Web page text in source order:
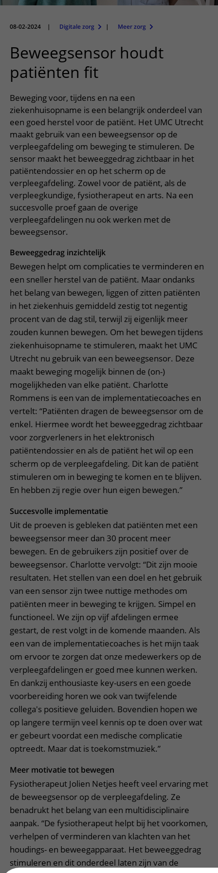
Onderzoeken en diagnostiek
Bloedprikken
Wachttijden
Wijzigen patiëntgegevens
Mijn UMC Utrecht patiëntportaal
Faciliteiten en voorzieningen
Bezoekregels
Parkeren
Wegwijs in het ziekenhuis
Contact met polikliniek
Contact met verpleegafdeling
Het Wilhelmina Kinderziekenhuis
Diagnostiek aanvragen
Zorgverlenersportaal
Onderwijs
Werken bij het UMC Utrecht
08-02-2024 | Digitale zorg | Meer zorg
Beweegsensor houdt
patiënten fit
Beweging voor, tijdens en na een
ziekenhuisopname is een belangrijk onderdeel van
een goed herstel voor de patiënt. Het UMC Utrecht
maakt gebruik van een beweegsensor op de
verpleegafdeling om beweging te stimuleren. De
sensor maakt het beweeggedrag zichtbaar in het
patiëntendossier en op het scherm op de
verpleegafdeling. Zowel voor de patiënt, als de
verpleegkundige, fysiotherapeut en arts. Na een
succesvolle proef gaan de overige
verpleegafdelingen nu ook werken met de
beweegsensor.
Beweeggedrag inzichtelijk
Bewegen helpt om complicaties te verminderen en
een sneller herstel van de patiënt. Maar ondanks
het belang van bewegen, liggen of zitten patiënten
in het ziekenhuis gemiddeld zestig tot negentig
procent van de dag stil, terwijl zij eigenlijk meer
zouden kunnen bewegen. Om het bewegen tijdens
ziekenhuisopname te stimuleren, maakt het UMC
Utrecht nu gebruik van een beweegsensor. Deze
maakt beweging mogelijk binnen de (on-)
mogelijkheden van elke patiënt. Charlotte
Rommens is een van de implementatiecoaches en
vertelt: “Patiënten dragen de beweegsensor om de
enkel. Hiermee wordt het beweeggedrag zichtbaar
voor zorgverleners in het elektronisch
patiëntendossier en als de patiënt het wil op een
scherm op de verpleegafdeling. Dit kan de patiënt
stimuleren om in beweging te komen en te blijven.
En hebben zij regie over hun eigen bewegen.”
Succesvolle implementatie
Uit de proeven is gebleken dat patiënten met een
beweegsensor meer dan 30 procent meer
bewegen. En de gebruikers zijn positief over de
beweegsensor. Charlotte vervolgt: “Dit zijn mooie
resultaten. Het stellen van een doel en het gebruik
van een sensor zijn twee nuttige methodes om
patiënten meer in beweging te krijgen. Simpel en
functioneel. We zijn op vijf afdelingen ermee
gestart, de rest volgt in de komende maanden. Als
een van de implementatiecoaches is het mijn taak
om ervoor te zorgen dat onze medewerkers op de
verpleegafdelingen er goed mee kunnen werken.
En dankzij enthousiaste key-users en een goede
voorbereiding horen we ook van twijfelende
collega's positieve geluiden. Bovendien hopen we
op langere termijn veel kennis op te doen over wat
er gebeurt voordat een medische complicatie
optreedt. Maar dat is toekomstmuziek.”
Meer motivatie tot bewegen
Fysiotherapeut Jolien Netjes heeft veel ervaring met
de beweegsensor op de verpleegafdeling. Ze
benadrukt het belang van een multidisciplinaire
aanpak. “De fysiotherapeut helpt bij het voorkomen,
verhelpen of verminderen van klachten van het
houdings- en beweegapparaat. Het beweeggedrag
stimuleren en dit onderdeel laten zijn van de